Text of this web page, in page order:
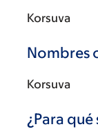
Korsuva
Nombres
Korsuva
¿Para qué